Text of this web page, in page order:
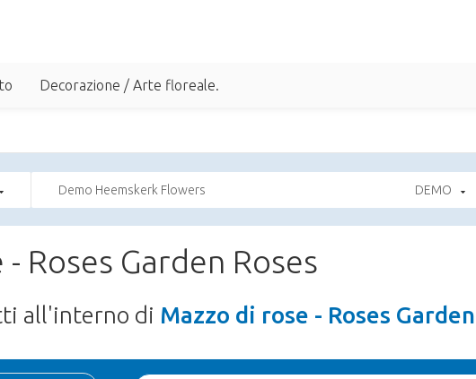
Decorazione / Arte floreale.
Demo Heemskerk Flowers DEMO
Roses Garden Roses
all'interno di Mazzo di rose - Roses